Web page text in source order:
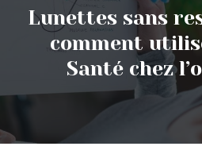
n
Lunettes sans
comment
Santé chez